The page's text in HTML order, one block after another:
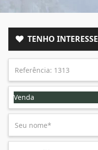
TENHO INTERESSE
Venda